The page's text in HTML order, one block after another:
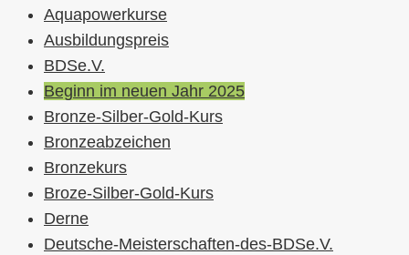
Aquapowerkurse
Ausbildungspreis
BDSe.V.
Beginn im neuen Jahr 2025
Bronze-Silber-Gold-Kurs
Bronzeabzeichen
Bronzekurs
Broze-Silber-Gold-Kurs
Derne
Deutsche-Meisterschaften-des-BDSe.V.